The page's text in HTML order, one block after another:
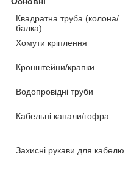
Квадратна труба (колона/
балка)
Хомути кріплення
Кронштейни/крапки
Водопровідні труби
Кабельні канали/гофра
Захисні рукави для кабелю